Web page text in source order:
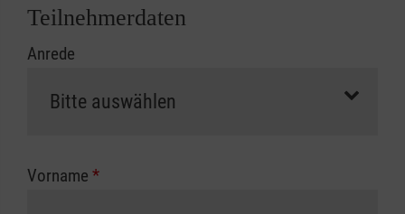
Abrechnungsunterlagen spätestens zu
erfolgt eine Abrechnung der vollen Kursgebühr
Die notwendigen Formulare für die
zuständigen Berufsgenossenschaft oder
Teilnehmerdaten
Anrede
Vorname *